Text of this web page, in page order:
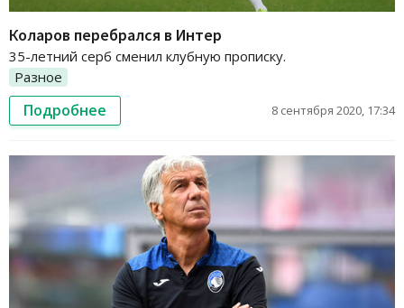
Коларов перебрался в Интер
35-летний серб сменил клубную прописку.
Разное
Подробнее 8 сентября 2020, 17:34